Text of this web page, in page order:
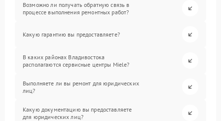
Возможно ли получать обратную связь в
процессе выполнения ремонтных работ?
Какую гарантию вы предоставляете?
В каких районах Владивостока
располагаются сервисные центры Miele?
Выполняете ли вы ремонт для юридических
лиц?
Какую документацию вы предоставляете
для юридических лиц?